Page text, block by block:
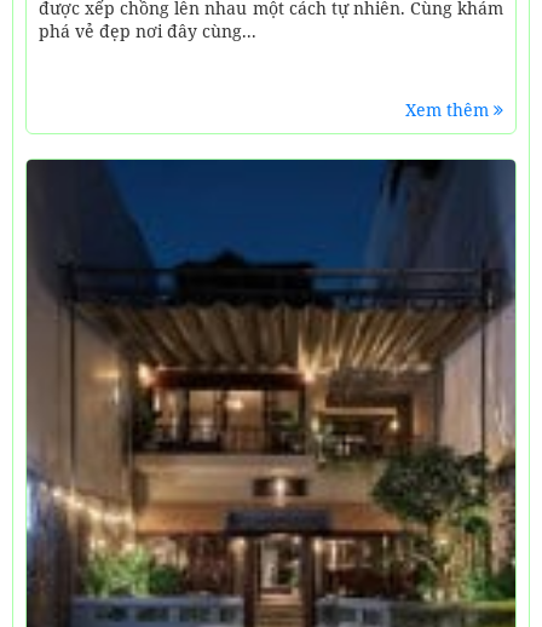
được xếp chồng lên nhau một cách tự nhiên. Cùng khám
phá vẻ đẹp nơi đây cùng...
Xem thêm